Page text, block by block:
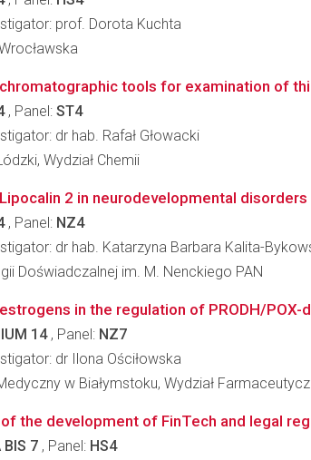
prof. Dorota Kuchta
tools for examination of
, Panel: ST4
dr hab. Rafał Głowacki
Wydział Chemii
2 in neurodevelopmental
, Panel: NZ4
dr hab. Katarzyna Barbara Kalita-
Doświadczalnej im. M. Nenckiego PAN
in the regulation of PRODH/
14, Panel: NZ7
dr Ilona Ościłowska
w Białymstoku, Wydział
the development of FinTech and legal
BIS 7 , Panel: HS4